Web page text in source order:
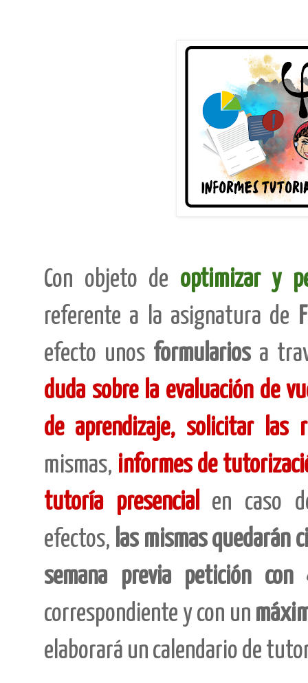
Con objeto de optimizar y
referente a la asignatura de
efecto unos formulariosa
duda sobre la evaluación de
de aprendizaje, solicitar las
mismas, informes de
tutoría presencial en caso
efectos, las mismas quedarán
semana previa petición con
correspondiente y con un
elaborará un calendario de